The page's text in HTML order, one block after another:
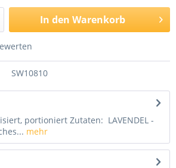
In den Warenkorb
SW10810
portioniert Zutaten: LAVENDEL -
mehr